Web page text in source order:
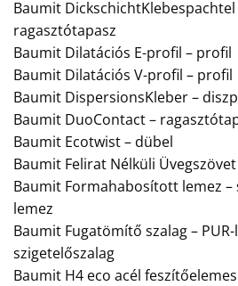
Baumit DickschichtKlebespachtel
ragasztótapasz
Baumit Dilatációs E-profil – profil
Baumit Dilatációs V-profil – profil
Baumit DispersionsKleber –
Baumit DuoContact –
Baumit Ecotwist – dübel
Baumit Felirat Nélküli
Baumit Formahabosított lemez –
lemez
Baumit Fugatömítő szalag –
szigetelőszalag
Baumit H4 eco acél